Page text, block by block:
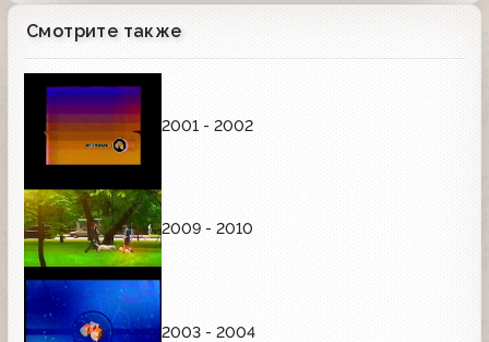
Смотрите также
2001 - 2002
2009 - 2010
2003 - 2004